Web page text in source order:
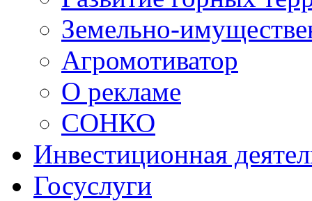
Земельно-
Агромотиватор
О рекламе
СОНКО
Инвестиционная
Госуслуги